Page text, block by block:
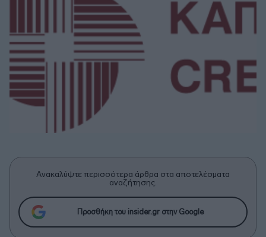
Ανακαλύψτε περισσότερα άρθρα στα αποτελέσματα
αναζήτησης.
Προσθήκη του insider.gr στην Google